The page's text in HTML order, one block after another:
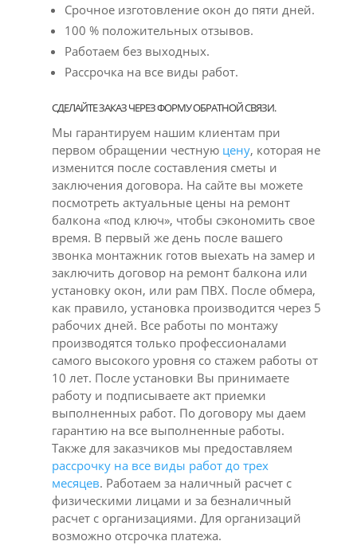
Срочное изготовление окон до пяти дней.
100 % положительных отзывов.
Работаем без выходных.
Рассрочка на все виды работ.
СДЕЛАЙТЕ ЗАКАЗ ЧЕРЕЗ ФОРМУ ОБРАТНОЙ СВЯЗИ.
Мы гарантируем нашим клиентам при
первом обращении честную цену, которая не
изменится после составления сметы и
заключения договора. На сайте вы можете
посмотреть актуальные цены на ремонт
балкона «под ключ», чтобы сэкономить свое
время. В первый же день после вашего
звонка монтажник готов выехать на замер и
заключить договор на ремонт балкона или
установку окон, или рам ПВХ. После обмера,
как правило, установка производится через 5
рабочих дней. Все работы по монтажу
производятся только профессионалами
самого высокого уровня со стажем работы от
10 лет. После установки Вы принимаете
работу и подписываете акт приемки
выполненных работ. По договору мы даем
гарантию на все выполненные работы.
Также для заказчиков мы предоставляем
рассрочку на все виды работ до трех
месяцев. Работаем за наличный расчет с
физическими лицами и за безналичный
расчет с организациями. Для организаций
возможно отсрочка платежа.